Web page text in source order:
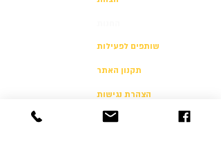
שותפים לפעילות
תקנון האתר
הצהרת נגישות
הצהרת פרטיות